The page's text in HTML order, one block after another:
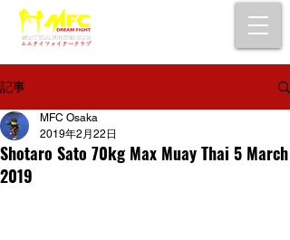
記事
Shotaro Sato 70kg Max Muay Thai 5 March
2019
MFC Osaka
2019年2月22日